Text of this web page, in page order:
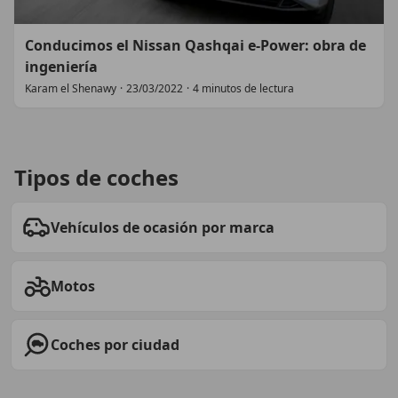
Conducimos el Nissan Qashqai e-Power: obra de
ingeniería
Karam el Shenawy · 23/03/2022 · 4 minutos de lectura
Tipos de coches
Vehículos de ocasión por marca
Motos
Coches por ciudad